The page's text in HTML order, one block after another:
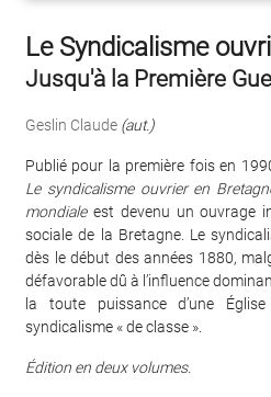
Le Syndicalisme
Jusqu'à la Première
Geslin Claude (aut.)
Publié pour la première fois en
Le syndicalisme ouvrier en
mondialeest devenu un ouvrage
sociale de la Bretagne. Le
dès le début des années 1880,
défavorable dû à l’influence
la toute puissance d’une
syndicalisme « de classe ».
Édition en deux volumes.